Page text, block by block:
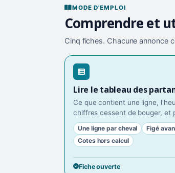
MODE D'EMPLOI
Comprendre et
Cinq fiches. Chacune annonce
Lire le tableau des
Ce que contient une ligne,
chiffres cessent de bouger, et
Une ligne par cheval
Figé
Cotes hors calcul
Fiche ouverte